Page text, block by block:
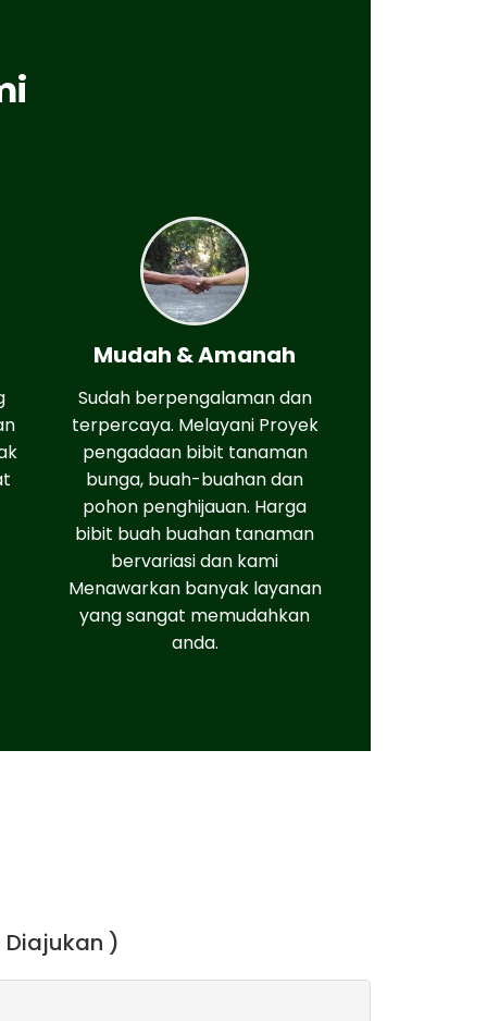
Mudah & Amanah
Sudah berpengalaman dan
terpercaya. Melayani Proyek
pengadaan bibit tanaman
bunga, buah-buahan dan
pohon penghijauan. Harga
bibit buah buahan tanaman
bervariasi dan kami
Menawarkan banyak layanan
yang sangat memudahkan
anda.
Diajukan )